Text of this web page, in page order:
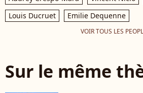
Louis Ducruet
Emilie Dequenne
VOIR TOUS LES
Sur le même